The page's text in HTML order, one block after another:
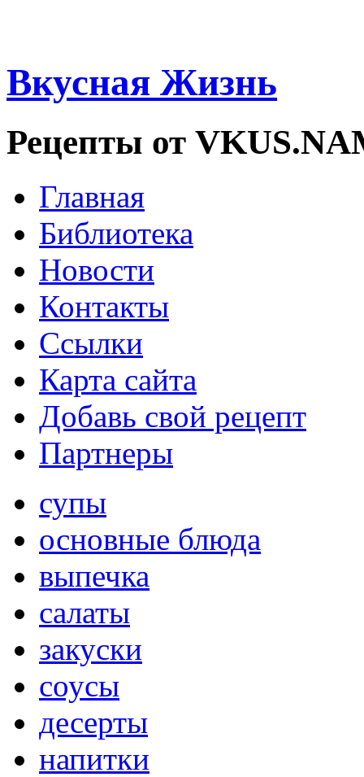
Вкусная Жизнь
Рецепты от
Главная
Библиотека
Новости
Контакты
Ссылки
Карта сайта
Добавь свой рецепт
Партнеры
супы
основные блюда
выпечка
салаты
закуски
соусы
десерты
напитки